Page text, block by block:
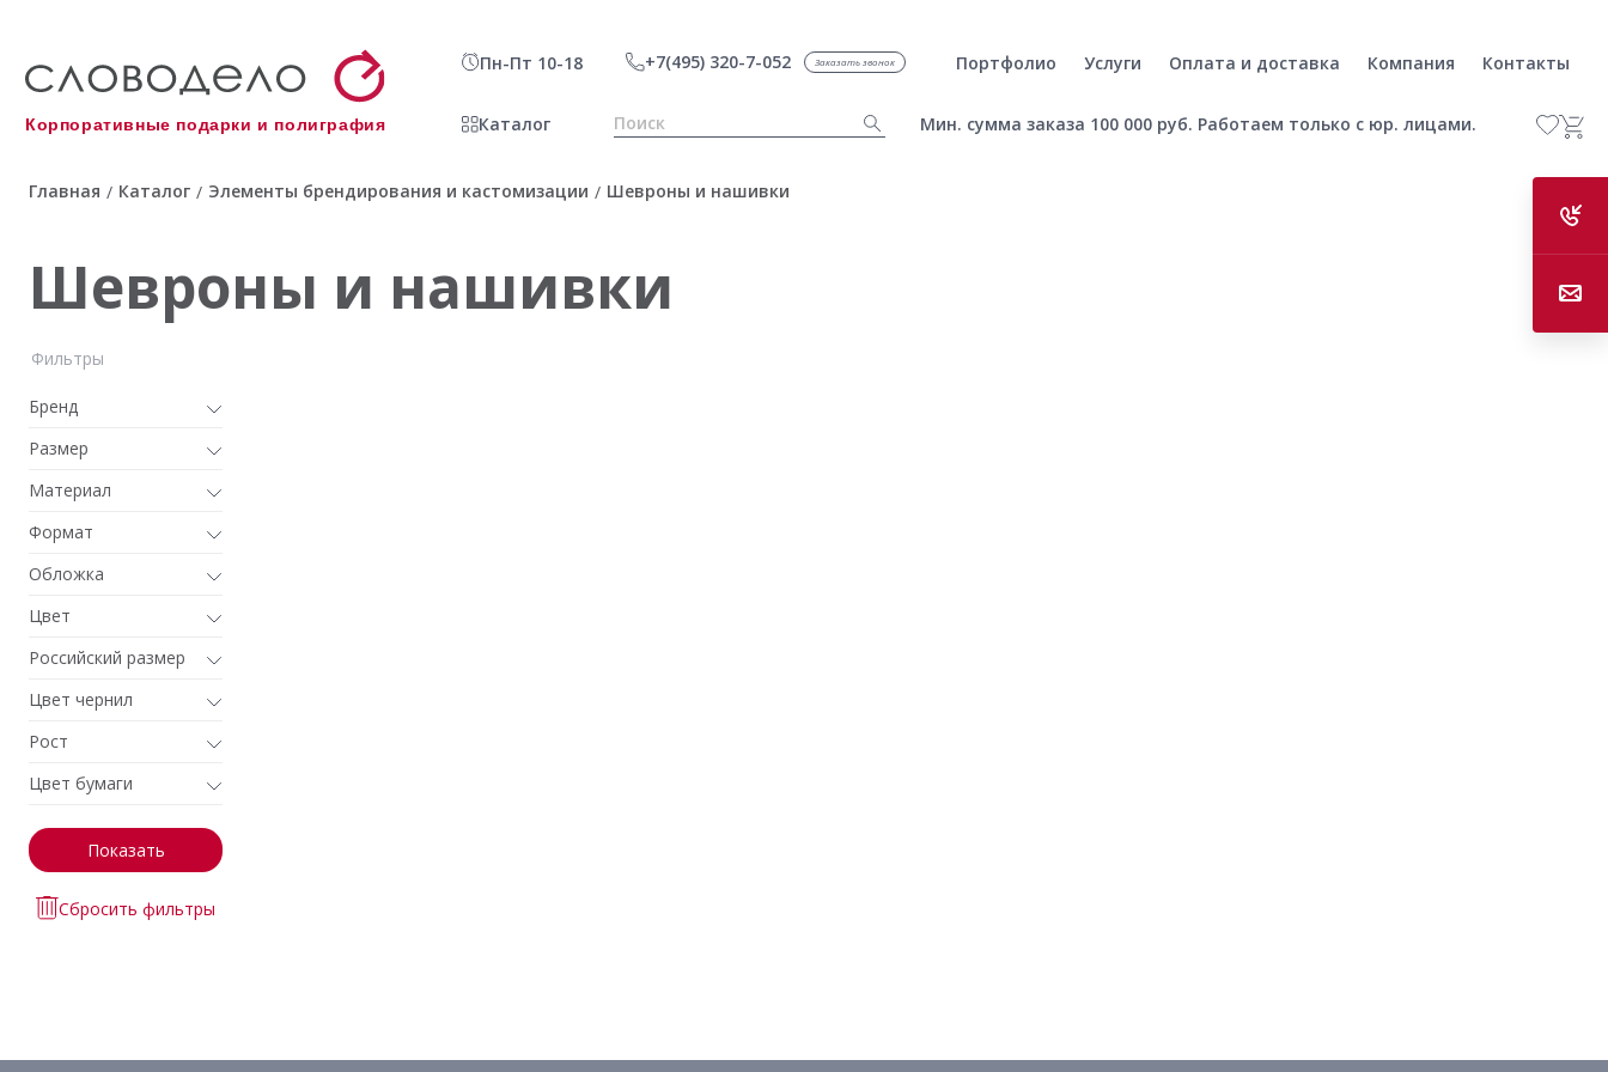
Корпоративные подарки и полиграфия
Пн-Пт 10-18 +7(495) 320-7-052 Заказать звонок Портфолио Услуги Оплата и доставка Компания Контакты
Каталог Мин. сумма заказа 100 000 руб. Работаем только с юр. лицами.
Главная / Каталог / Элементы брендирования и кастомизации / Шевроны и нашивки
Шевроны и нашивки
Фильтры
Бренд
Размер
Материал
Формат
Обложка
Цвет
Российский размер
Цвет чернил
Рост
Цвет бумаги
Показать
Сбросить фильтры